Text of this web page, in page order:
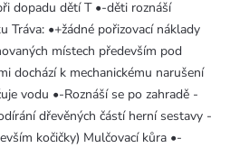
dopadu dětí T •-děti roznáší
Tráva: •+žádné pořizovací náklady
místech především pod
dochází k mechanickému narušení
vodu •-Roznáší se po zahradě -
dřevěných částí herní sestavy -
kočičky) Mulčovací kůra •-